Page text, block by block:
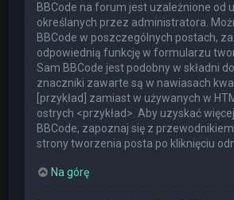
BBCode na forum jest uzależnione od
określanych przez administratora.
BBCode w poszczególnych postach,
odpowiednią funkcję w formularzu
Sam BBCode jest podobny w składni
znaczniki zawarte są w nawiasach
[przykład] zamiast w używanych w
ostrych <przykład>. Aby uzyskać
BBCode, zapoznaj się z
strony tworzenia posta po kliknięciu
Na górę